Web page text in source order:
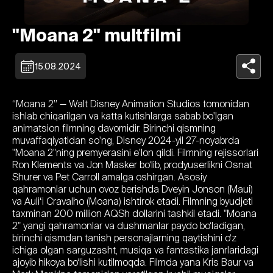
"Moana 2" multfilmi
15.08.2024
“Moana 2” — Walt Disney Animation Studios tomonidan
ishlab chiqarilgan va katta kutishlarga sabab bo'lgan
animatsion filmning davomidir. Birinchi qismning
muvaffaqiyatidan so'ng, Disney 2024-yil 27-noyabrda
"Moana 2"ning premyerasini e'lon qildi. Filmning rejissorlari
Ron Klements va Jon Masker bo‘lib, prodyuserlikni Osnat
Shurer va Pet Carroll amalga oshirgan. Asosiy
qahramonlar uchun ovoz berishda Dveyin Jonson (Maui)
va Auliʻi Cravalho (Moana) ishtirok etadi. Filmning byudjeti
taxminan 200 million AQSh dollarini tashkil etadi. "Moana
2" yangi qahramonlar va dushmanlar paydo bo‘ladigan,
birinchi qismdan tanish personajlarning qaytishini o‘z
ichiga olgan sarguzasht, musiqa va fantastika janrlaridagi
ajoyib hikoya bo‘lishi kutilmoqda. Filmda yana Kris Baur va